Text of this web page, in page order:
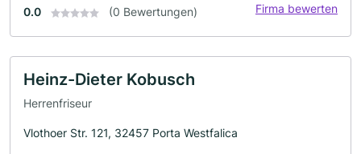
0.0 (0 Bewertungen) Firma bewerten
Heinz-Dieter Kobusch
Herrenfriseur
Vlothoer Str. 121, 32457 Porta Westfalica